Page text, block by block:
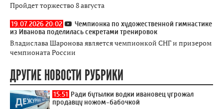
Пройдет торжество 8 августа
19.07.2026 20:02
Чемпионка по художественной гимнастике
из Иванова поделилась секретами тренировок
Владислава Шаронова является чемпионкой СНГ и призером
чемпионата России
ДРУГИЕ НОВОСТИ РУБРИКИ
15:51 Ради бутылки водки ивановец угрожал
продавцу ножом-бабочкой